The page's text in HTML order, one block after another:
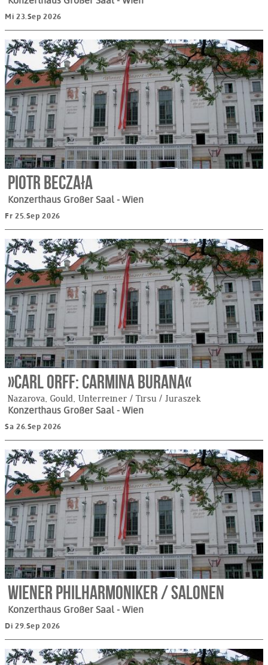
Mi 23.Sep 2026
Piotr Beczała
Konzerthaus Großer Saal - Wien
Fr 25.Sep 2026
»Carl Orff: Carmina Burana«
Nazarova, Gould, Unterreiner / Tirsu / Juraszek
Konzerthaus Großer Saal - Wien
Sa 26.Sep 2026
Wiener Philharmoniker / Salonen
Konzerthaus Großer Saal - Wien
Di 29.Sep 2026